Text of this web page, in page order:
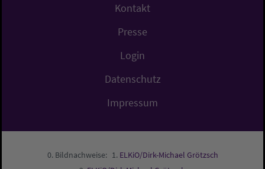
Kontakt
Presse
Login
Datenschutz
Impressum
Bildnachweise:
ELKiO/Dirk-Michael Grötzsch